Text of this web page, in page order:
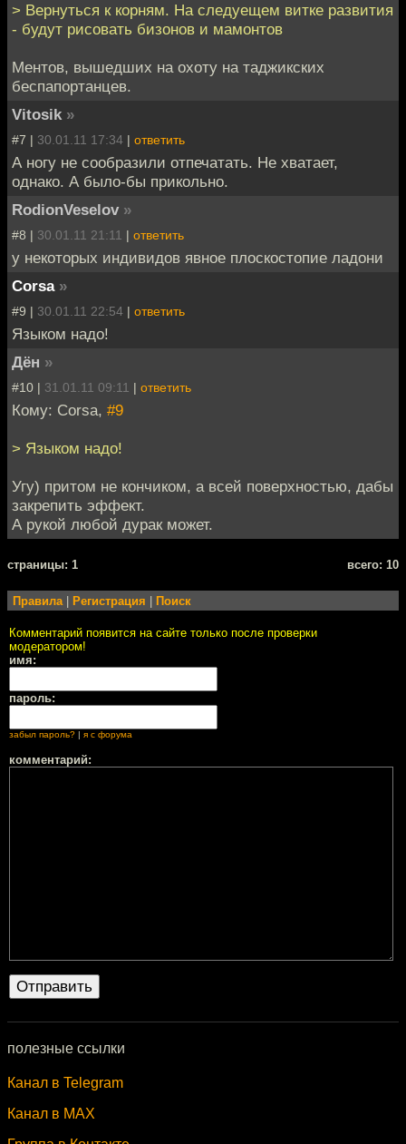
> Вернуться к корням. На следуещем витке развития
- будут рисовать бизонов и мамонтов
Ментов, вышедших на охоту на таджикских
беспапортанцев.
Vitosik »
#7 | 30.01.11 17:34 | ответить
А ногу не сообразили отпечатать. Не хватает,
однако. А было-бы прикольно.
RodionVeselov »
#8 | 30.01.11 21:11 | ответить
у некоторых индивидов явное плоскостопие ладони
Corsa »
#9 | 30.01.11 22:54 | ответить
Языком надо!
Дён »
#10 | 31.01.11 09:11 | ответить
Кому: Corsa, #9
> Языком надо!
Угу) притом не кончиком, а всей поверхностью, дабы
закрепить эффект.
А рукой любой дурак может.
cтраницы: 1 всего: 10
Правила| Регистрация Поиск
Комментарий появится на сайте только после проверки
модератором!
имя:
пароль:
забыл пароль? я с форума
комментарий:
полезные ссылки
Канал в Telegram
Канал в MAX